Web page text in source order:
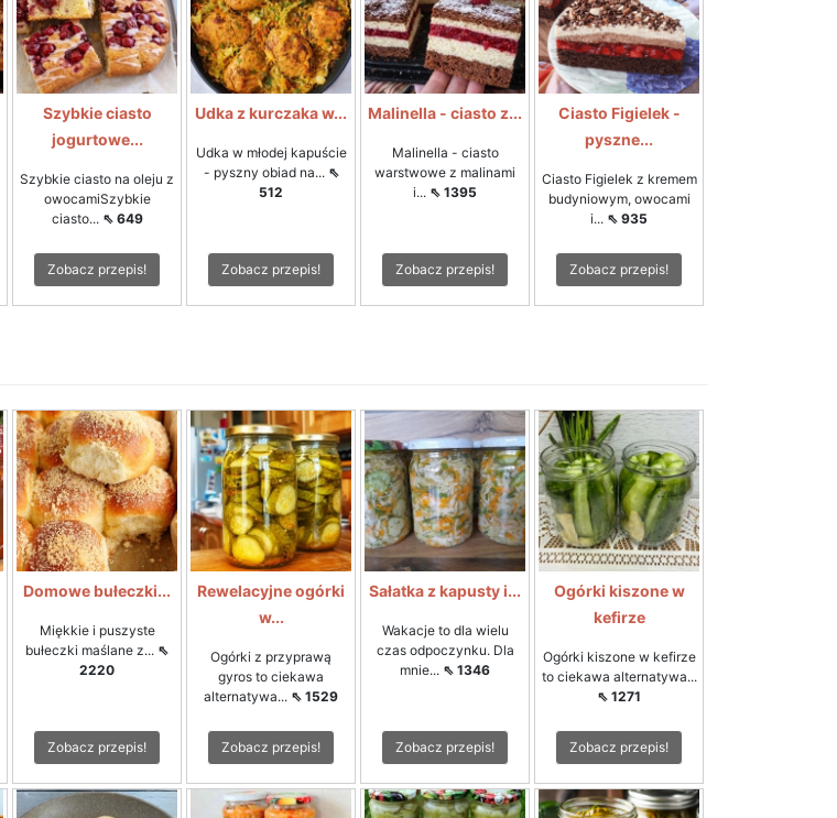
Szybkie ciasto
jogurtowe...
Szybkie ciasto na oleju z
owocamiSzybkie
ciasto... ⇖ 649
Zobacz przepis!
Udka z kurczaka w...
Udka w młodej kapuście
- pyszny obiad na... ⇖
512
Zobacz przepis!
Malinella - ciasto z...
Malinella - ciasto
warstwowe z malinami
i... ⇖ 1395
Zobacz przepis!
Ciasto Figielek -
pyszne...
Ciasto Figielek z kremem
budyniowym, owocami
i... ⇖ 935
Zobacz przepis!
Domowe bułeczki...
Miękkie i puszyste
bułeczki maślane z... ⇖
2220
Zobacz przepis!
Rewelacyjne ogórki
w...
Ogórki z przyprawą
gyros to ciekawa
alternatywa... ⇖ 1529
Zobacz przepis!
Sałatka z kapusty i...
Wakacje to dla wielu
czas odpoczynku. Dla
mnie... ⇖ 1346
Zobacz przepis!
Ogórki kiszone w
kefirze
Ogórki kiszone w kefirze
to ciekawa alternatywa...
⇖ 1271
Zobacz przepis!